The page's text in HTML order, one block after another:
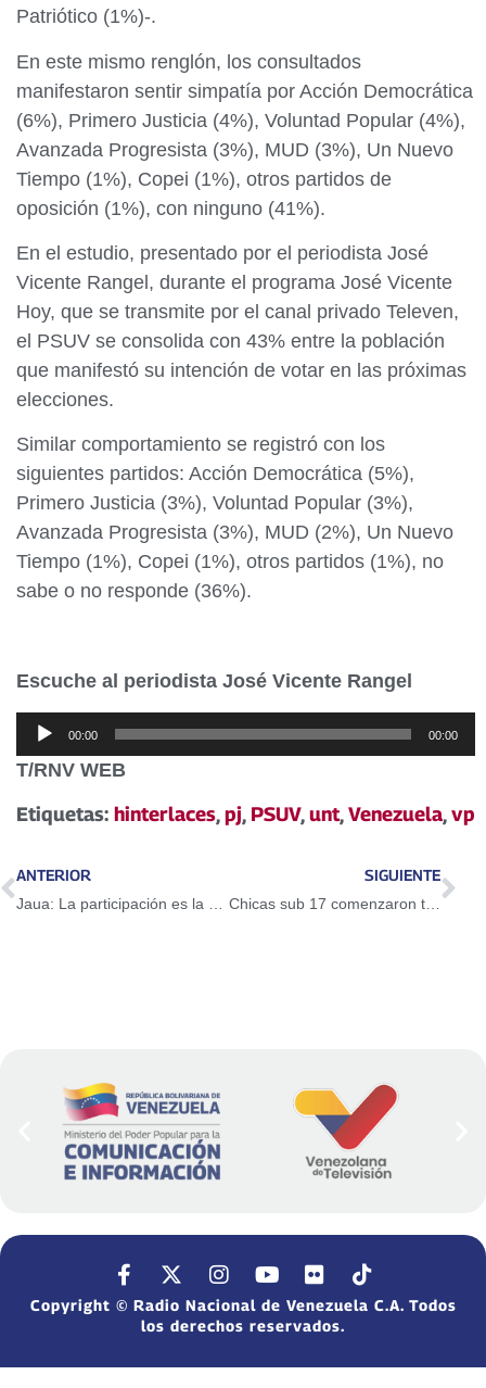
Patriótico (1%)-.
En este mismo renglón, los consultados
manifestaron sentir simpatía por Acción Democrática
(6%), Primero Justicia (4%), Voluntad Popular (4%),
Avanzada Progresista (3%), MUD (3%), Un Nuevo
Tiempo (1%), Copei (1%), otros partidos de
oposición (1%), con ninguno (41%).
En el estudio, presentado por el periodista José
Vicente Rangel, durante el programa José Vicente
Hoy, que se transmite por el canal privado Televen,
el PSUV se consolida con 43% entre la población
que manifestó su intención de votar en las próximas
elecciones.
Similar comportamiento se registró con los
siguientes partidos: Acción Democrática (5%),
Primero Justicia (3%), Voluntad Popular (3%),
Avanzada Progresista (3%), MUD (2%), Un Nuevo
Tiempo (1%), Copei (1%), otros partidos (1%), no
sabe o no responde (36%).
Escuche al periodista José Vicente Rangel
Reproductor
de
audio
00:00 00:00
T/RNV WEB
Etiquetas: hinterlaces,pj, PSUV,unt,Venezuela,vp
ANTERIOR SIGUIENTE
Chicas sub 17 comenzaron travesía a Argentina
Copyright © Radio Nacional de Venezuela C.A. Todos
los derechos reservados.